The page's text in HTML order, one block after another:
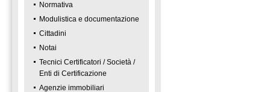
Normativa
Modulistica e documentazione
Cittadini
Notai
Tecnici Certificatori / Società /
Enti di Certificazione
Agenzie immobiliari